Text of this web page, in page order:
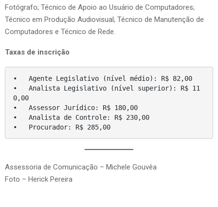
Fotógrafo; Técnico de Apoio ao Usuário de Computadores;
Técnico em Produção Audiovisual; Técnico de Manutenção de
Computadores e Técnico de Rede.
Taxas de inscrição
•   Agente Legislativo (nível médio): R$ 82,00
•   Analista Legislativo (nível superior): R$ 11
0,00
•   Assessor Jurídico: R$ 180,00
•   Analista de Controle: R$ 230,00
•   Procurador: R$ 285,00
Assessoria de Comunicação – Michele Gouvêa
Foto – Herick Pereira